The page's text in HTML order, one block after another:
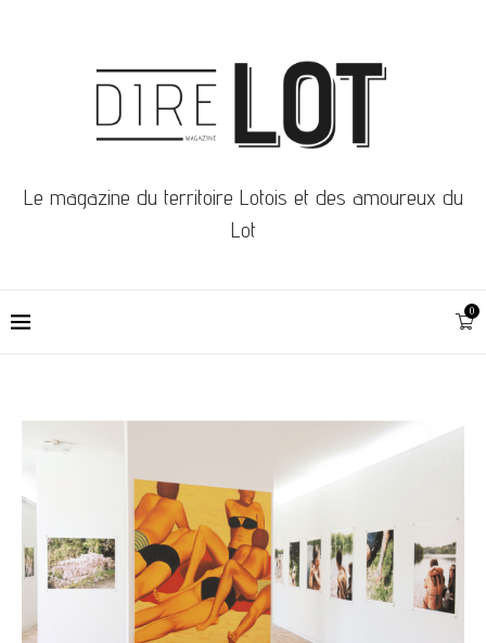
Le magazine du territoire Lotois et des amoureux du
Lot
0